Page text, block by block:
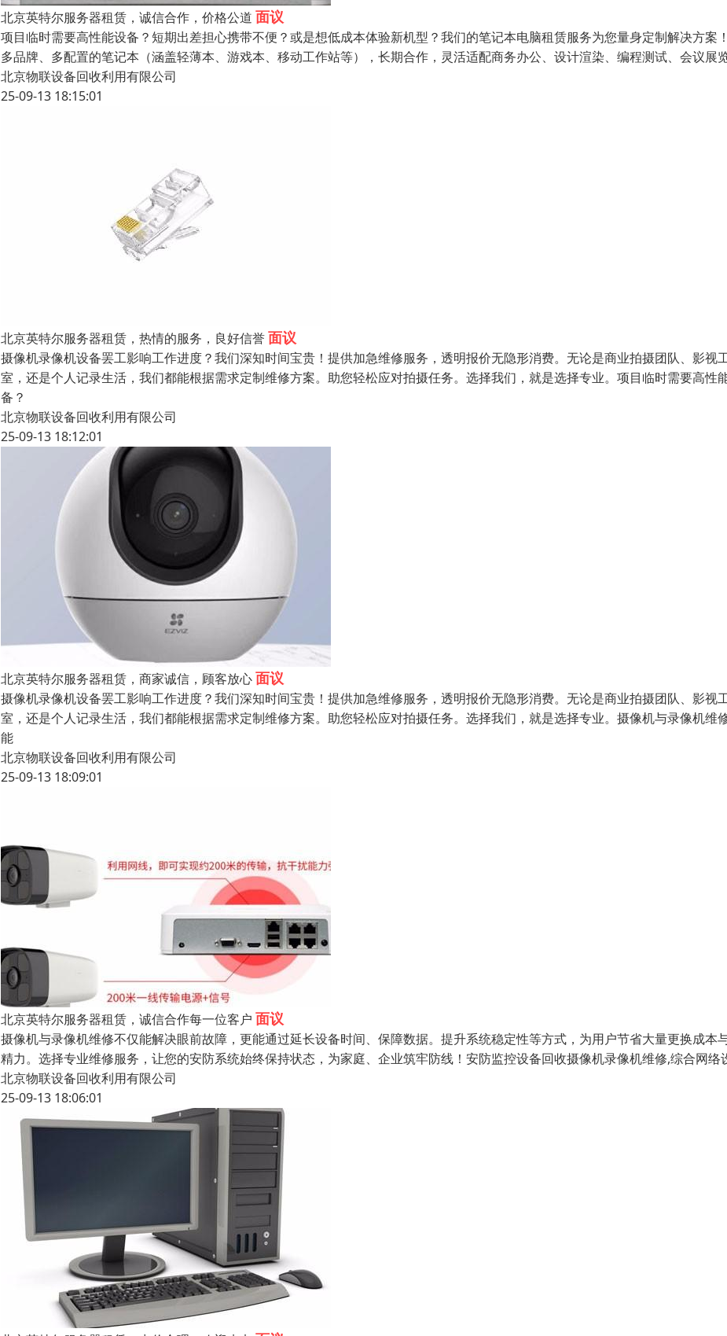
北京英特尔服务器租赁，诚信合作，价格公道 面议
项目临时需要高性能设备？短期出差担心携带不便？或是想低成本体验新机型？我们的笔记本电脑租赁服务为您量身定制解决方案
多品牌、多配置的笔记本（涵盖轻薄本、游戏本、移动工作站等），长期合作，灵活适配商务办公、设计渲染、编程测试、会议展
北京物联设备回收利用有限公司
25-09-13 18:15:01
北京英特尔服务器租赁，热情的服务，良好信誉面议
摄像机录像机设备罢工影响工作进度？我们深知时间宝贵！提供加急维修服务，透明报价无隐形消费。无论是商业拍摄团队、影视
室，还是个人记录生活，我们都能根据需求定制维修方案。助您轻松应对拍摄任务。选择我们，就是选择专业。项目临时需要高性
备？
北京物联设备回收利用有限公司
25-09-13 18:12:01
北京英特尔服务器租赁，商家诚信，顾客放心面议
摄像机录像机设备罢工影响工作进度？我们深知时间宝贵！提供加急维修服务，透明报价无隐形消费。无论是商业拍摄团队、影视
室，还是个人记录生活，我们都能根据需求定制维修方案。助您轻松应对拍摄任务。选择我们，就是选择专业。摄像机与录像机维
能
北京物联设备回收利用有限公司
25-09-13 18:09:01
北京英特尔服务器租赁，诚信合作每一位客户 面议
摄像机与录像机维修不仅能解决眼前故障，更能通过延长设备时间、保障数据。提升系统稳定性等方式，为用户节省大量更换成本
精力。选择专业维修服务，让您的安防系统始终保持状态，为家庭、企业筑牢防线！安防监控设备回收摄像机录像机维修,综合网络
北京物联设备回收利用有限公司
25-09-13 18:06:01